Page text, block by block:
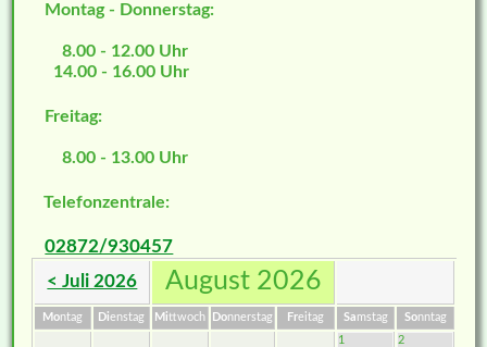
Montag - Donnerstag:
8.00 - 12.00 Uhr
14.00 - 16.00 Uhr
Freitag:
8.00 - 13.00 Uhr
Telefonzentrale:
02872/930457
< Juli 2026 August 2026
Montag Dienstag Mittwoch Donnerstag Freitag Samstag Sonntag
1
2